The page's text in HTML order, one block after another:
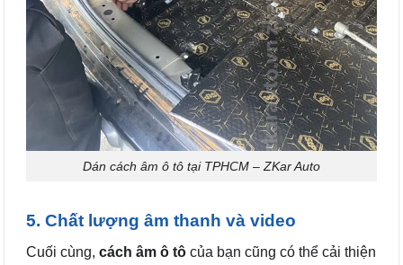
Dán cách âm ô tô tại TPHCM – ZKar Auto
5. Chất lượng âm thanh và video
Cuối cùng, cách âm ô tô của bạn cũng có thể cải thiện